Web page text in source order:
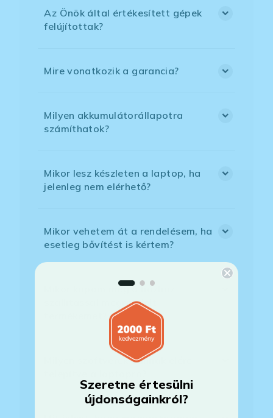
Az Önök által értékesített gépek
felújítottak?
Mire vonatkozik a garancia?
Milyen akkumulátorállapotra
számíthatok?
Mikor lesz készleten a laptop, ha
jelenleg nem elérhető?
Mikor vehetem át a rendelésem, ha
esetleg bővítést is kértem?
Mikor kapom meg a házhoz
szállítással megrendelt
Milyen szoftverek vannak előre
Szeretne értesülni
újdonságainkról?